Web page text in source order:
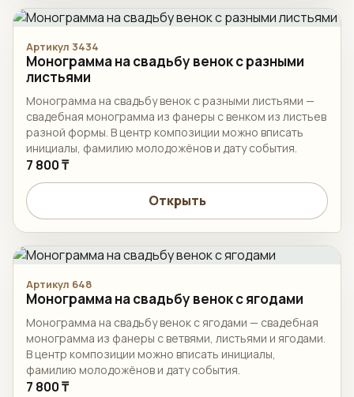
Артикул 3434
Монограмма на свадьбу венок с разными
листьями
Монограмма на свадьбу венок с разными листьями —
свадебная монограмма из фанеры с венком из листьев
разной формы. В центр композиции можно вписать
инициалы, фамилию молодожёнов и дату события.
7 800 ₸
Открыть
Артикул 648
Монограмма на свадьбу венок с ягодами
Монограмма на свадьбу венок с ягодами — свадебная
монограмма из фанеры с ветвями, листьями и ягодами.
В центр композиции можно вписать инициалы,
фамилию молодожёнов и дату события.
7 800 ₸